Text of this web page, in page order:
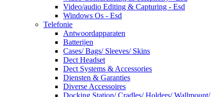
Video/audio Editing & Capturing - Esd
Windows Os - Esd
Telefonie
Antwoordapparaten
Batterijen
Cases/ Bags/ Sleeves/ Skins
Dect Headset
Dect Systems & Accessories
Diensten & Garanties
Diverse Accessoires
Docking Station/ Cradles/ Holders/ Wallmount/